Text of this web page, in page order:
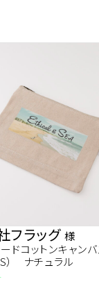
フラッグ 様
ドコットンキャン
S） ナチュラル